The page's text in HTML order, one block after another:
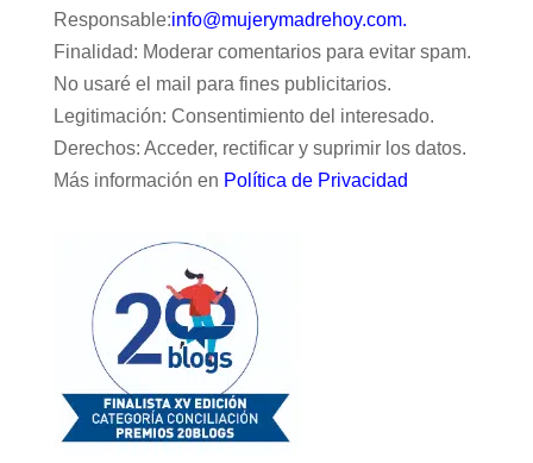
Responsable:info@mujerymadrehoy.com.
Finalidad: Moderar comentarios para evitar spam.
No usaré el mail para fines publicitarios.
Legitimación: Consentimiento del interesado.
Derechos: Acceder, rectificar y suprimir los datos.
Más información en Política de Privacidad